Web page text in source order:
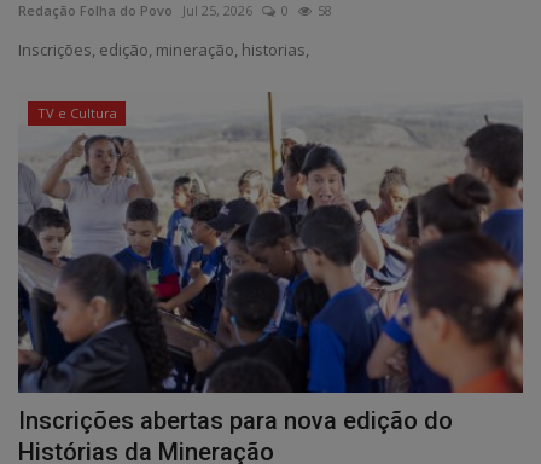
Redação Folha do Povo Jul 25, 2026 0 58
Inscrições, edição, mineração, historias,
TV e Cultura
Inscrições abertas para nova edição do
Histórias da Mineração